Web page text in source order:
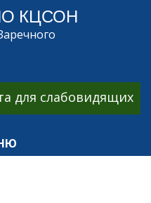
КЦСОН
для слабовидящих